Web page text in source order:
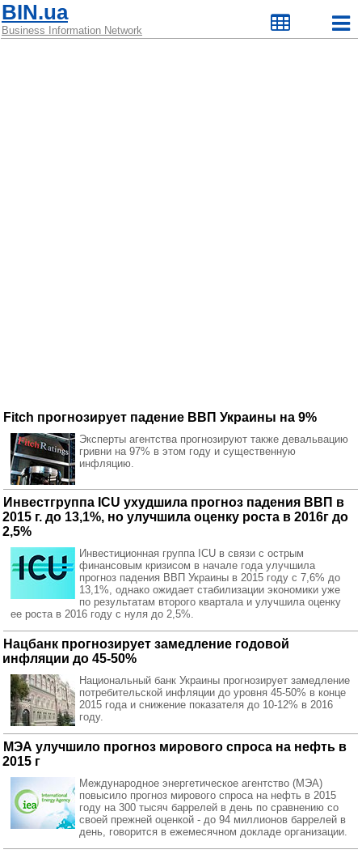
BIN.ua
Business Information Network
Fitch прогнозирует падение ВВП Украины на 9%
Эксперты агентства прогнозируют также девальвацию
гривни на 97% в этом году и существенную
инфляцию.
Инвестгруппа ICU ухудшила прогноз падения ВВП в
2015 г. до 13,1%, но улучшила оценку роста в 2016г до
2,5%
Инвестиционная группа ICU в связи с острым
финансовым кризисом в начале года улучшила
прогноз падения ВВП Украины в 2015 году с 7,6% до
13,1%, однако ожидает стабилизации экономики уже
по результатам второго квартала и улучшила оценку
ее роста в 2016 году с нуля до 2,5%.
Нацбанк прогнозирует замедление годовой
инфляции до 45-50%
Национальный банк Украины прогнозирует замедление
потребительской инфляции до уровня 45-50% в конце
2015 года и снижение показателя до 10-12% в 2016
году.
МЭА улучшило прогноз мирового спроса на нефть в
2015 г
Международное энергетическое агентство (МЭА)
повысило прогноз мирового спроса на нефть в 2015
году на 300 тысяч баррелей в день по сравнению со
своей прежней оценкой - до 94 миллионов баррелей в
день, говорится в ежемесячном докладе организации.